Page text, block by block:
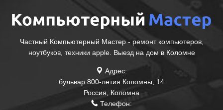
Частный Компьютерный Мастер - ремонт компьютеров,
ноутбуков, техники apple. Выезд на дом в Коломне
Адрес:
бульвар 800-летия Коломны, 14
Россия, Коломна
Телефон: